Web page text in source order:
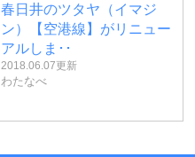
春日井のツタヤ（イマジ
ン）【空港線】がリニュー
アルしま･･
2018.06.07更新
わたなべ